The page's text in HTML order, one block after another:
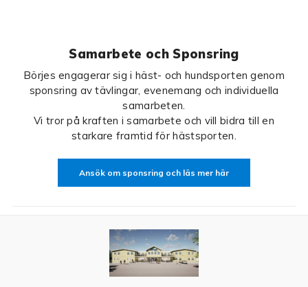
Samarbete och Sponsring
Börjes engagerar sig i häst- och hundsporten genom
sponsring av tävlingar, evenemang och individuella
samarbeten.
Vi tror på kraften i samarbete och vill bidra till en
starkare framtid för hästsporten.
Ansök om sponsring och läs mer här